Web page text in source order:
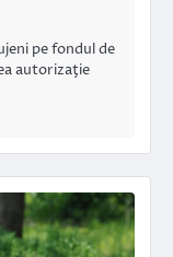
pe fondul de
autorizaţie